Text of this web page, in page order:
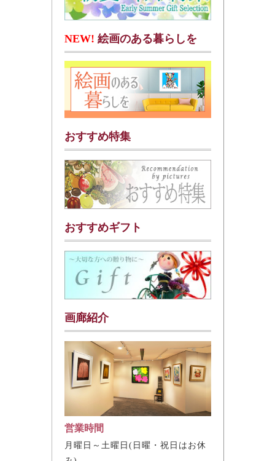
NEW! 絵画のある暮らしを
おすすめ特集
おすすめギフト
画廊紹介
営業時間
月曜日～土曜日(日曜・祝日はお休